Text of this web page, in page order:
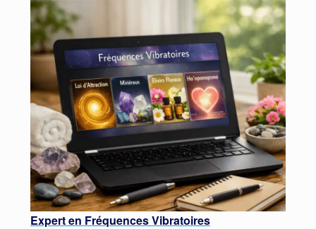
Expert en Fréquences Vibratoires